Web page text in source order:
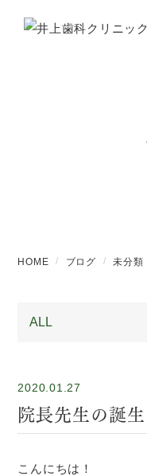
HOME ブログ 未分類
2020.01.27
院長先生の誕
こんにちは！